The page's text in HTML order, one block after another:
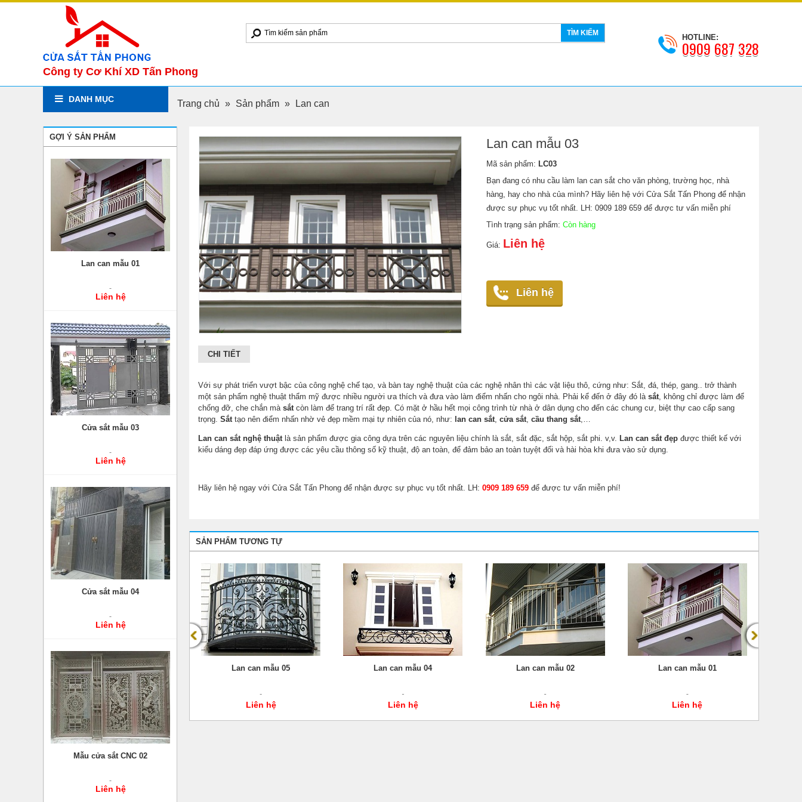
TÌM KIẾM HOTLINE:
0909 687 328
Công ty Cơ Khí XD Tấn Phong
Trang chủ » Sản phẩm » Lan can
DANH MỤC
Lan can mẫu 03
Mã sản phẩm: LC03
Bạn đang có nhu cầu làm lan can sắt cho văn phòng, trường học, nhà
hàng, hay cho nhà của mình? Hãy liên hệ với Cửa Sắt Tấn Phong để nhận
được sự phục vụ tốt nhất. LH: 0909 189 659 để được tư vấn miễn phí
Tình trạng sản phẩm: Còn hàng
Giá: Liên hệ
Liên hệ
CHI TIẾT
Với sự phát triển vượt bậc của công nghệ chế tạo, và bàn tay nghệ thuật của các nghệ nhân thì các vật liệu thô, cứng như: Sắt, đá, thép, gang.. trở thành
một sản phẩm nghệ thuật thẩm mỹ được nhiều người ưa thích và đưa vào làm điểm nhấn cho ngôi nhà. Phải kể đến ở đây đó là sắt , không chỉ được làm để
chống đỡ, che chắn mà sắt còn làm để trang trí rất đẹp. Có mặt ở hầu hết mọi công trình từ nhà ở dân dụng cho đến các chung cư, biệt thự cao cấp sang
trọng. Sắt tạo nên điểm nhấn nhờ vẻ đẹp mềm mại tự nhiên của nó, như: lan can sắt cửa sắt cầu thang sắt
Lan can sắt nghệ thuật là sản phẩm được gia công dựa trên các nguyên liệu chính là sắt, sắt đặc, sắt hộp, sắt phi. v,v. Lan can sắt đẹp được thiết kế với
kiểu dáng đẹp đáp ứng được các yêu cầu thông số kỹ thuật, độ an toàn, để đảm bảo an toàn tuyệt đối và hài hòa khi đưa vào sử dụng.
Hãy liên hệ ngay với Cửa Sắt Tấn Phong để nhận được sự phục vụ tốt nhất. LH: 0909 189 659 để được tư vấn miễn phí!
SẢN PHẨM TƯƠNG TỰ
Lan can mẫu 01
Liên hệ
Lan can mẫu 05
Liên hệ
Lan can mẫu 04
Liên hệ
Lan can mẫu 02
Liên hệ
Lan can mẫu 01
Liên hệ
GỢI Ý SẢN PHẨM
Lan can mẫu 01
Liên hệ
Cửa sắt mẫu 03
Liên hệ
Cửa sắt mẫu 04
Liên hệ
Mẫu cửa sắt CNC 02
Liên hệ